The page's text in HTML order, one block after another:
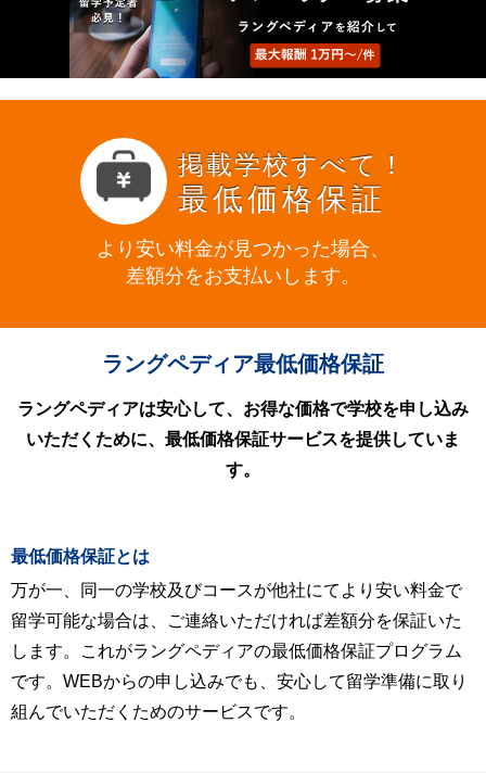
掲載学校すべて！
最低価格保証
より安い料金が見つかった場合、
差額分をお支払いします。
ラングペディア最低価格保証
ラングペディアは安心して、お得な価格で学校を申し込み
いただくために、最低価格保証サービスを提供していま
す。
最低価格保証とは
万が一、同一の学校及びコースが他社にてより安い料金で
留学可能な場合は、ご連絡いただければ差額分を保証いた
します。これがラングペディアの最低価格保証プログラム
です。WEBからの申し込みでも、安心して留学準備に取り
組んでいただくためのサービスです。